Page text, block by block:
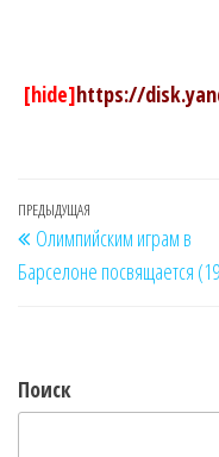
[hide]https://
Навигация
по
записям
Предыдущая
запись
ПРЕДЫДУЩАЯ
Олимпийским играм в
Барселоне посвящается
Поиск